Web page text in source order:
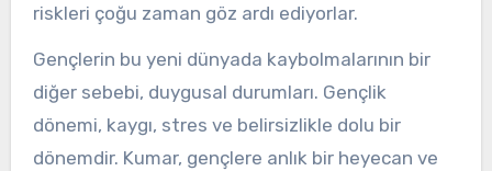
riskleri çoğu zaman göz ardı ediyorlar.
Gençlerin bu yeni dünyada kaybolmalarının bir
diğer sebebi, duygusal durumları. Gençlik
dönemi, kaygı, stres ve belirsizlikle dolu bir
dönemdir. Kumar, gençlere anlık bir heyecan ve